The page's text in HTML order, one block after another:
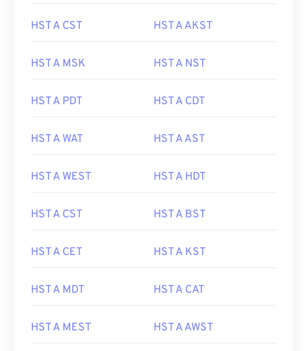
HST A CST HST A AKST
HST A MSK HST A NST
HST A PDT HST A CDT
HST A WAT HST A AST
HST A WEST HST A HDT
HST A CST HST A BST
HST A CET HST A KST
HST A MDT HST A CAT
HST A MEST HST A AWST